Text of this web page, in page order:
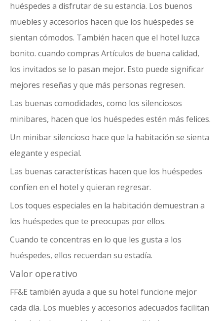
huéspedes a disfrutar de su estancia. Los buenos
muebles y accesorios hacen que los huéspedes se
sientan cómodos. También hacen que el hotel luzca
bonito. cuando compras Artículos de buena calidad,
los invitados se lo pasan mejor. Esto puede significar
mejores reseñas y que más personas regresen.
Las buenas comodidades, como los silenciosos
minibares, hacen que los huéspedes estén más felices.
Un minibar silencioso hace que la habitación se sienta
elegante y especial.
Las buenas características hacen que los huéspedes
confíen en el hotel y quieran regresar.
Los toques especiales en la habitación demuestran a
los huéspedes que te preocupas por ellos.
Cuando te concentras en lo que les gusta a los
huéspedes, ellos recuerdan su estadía.
Valor operativo
FF&E también ayuda a que su hotel funcione mejor
cada día. Los muebles y accesorios adecuados facilitan